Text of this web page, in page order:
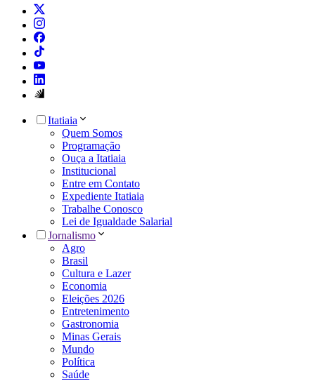
Itatiaia
Quem Somos
Programação
Ouça a Itatiaia
Institucional
Entre em Contato
Expediente Itatiaia
Trabalhe Conosco
Lei de Igualdade Salarial
Jornalismo
Agro
Brasil
Cultura e Lazer
Economia
Eleições 2026
Entretenimento
Gastronomia
Minas Gerais
Mundo
Política
Saúde